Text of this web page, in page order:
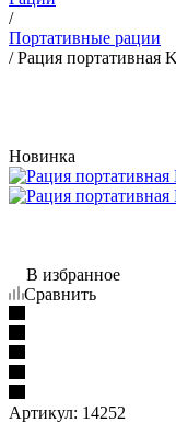
/
Портативные рации
/Рация портативная
Новинка
В избранное
Сравнить
Артикул: 14252